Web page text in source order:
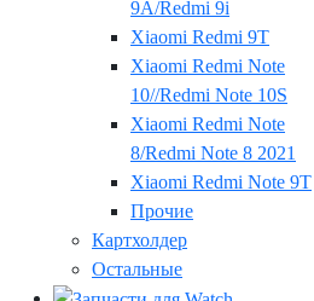
9A/Redmi 9i
Xiaomi Redmi 9T
Xiaomi Redmi Note
10//Redmi Note 10S
Xiaomi Redmi Note
8/Redmi Note 8 2021
Xiaomi Redmi Note 9T
Прочие
Картхолдер
Остальные